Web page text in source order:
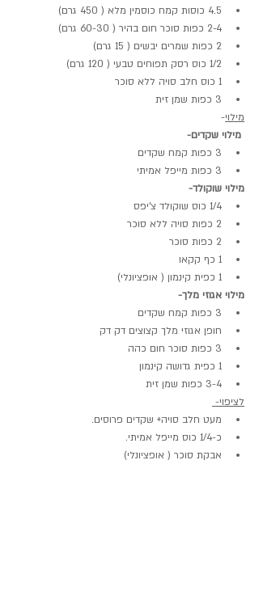
4.5 כוסות קמח כוסמין מלא ( 450 גרם)
2-4 כפות סוכר חום בהיר ( 60-30 גרם)
2 כפות שמרים יבשים ( 15 גרם)
1/2 כוס רסק תפוחים טבעי ( 120 גרם)
1 כוס חלב סויה ללא סוכר
3 כפות שמן זית
מילוי-
3 כפות קמח שקדים
3 כפות מייפל אמיתי
מילוי שוקולד-
1/4 כוס שוקולד צ'יפס
2 כפות סויה ללא סוכר
2 כפות סוכר
1 כף קקאו
1 כפית קינמון ( אופציונלי)
מילוי אגוזי מלך-
3 כפות קמח שקדים
חופן אגוזי מלך קצוצים דק דק
3 כפות סוכר חום כהה
1 כפית גדושה קינמון
3-4 כפות שמן זית
לציפוי-
מעט חלב סויה+ שקדים פרוסים.
כ-1/4 כוס מייפל אמיתי.
אבקת סוכר ( אופציונלי)